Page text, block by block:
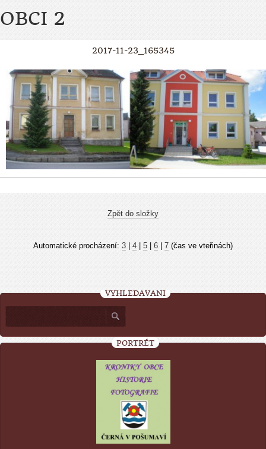
OBCI 2
2017-11-23_165345
Zpět do složky
Automatické procházení: 3 | 4 | 5 | 6 | 7 (čas ve vteřinách)
VYHLEDÁVÁNÍ
PORTRÉT